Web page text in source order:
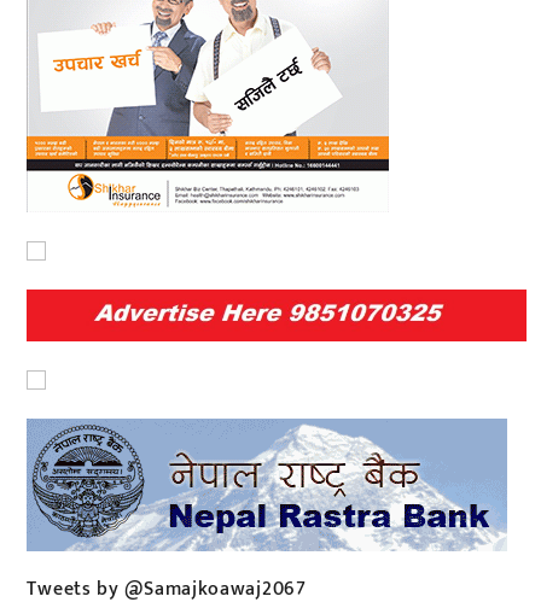
Tweets by @Samajkoawaj2067